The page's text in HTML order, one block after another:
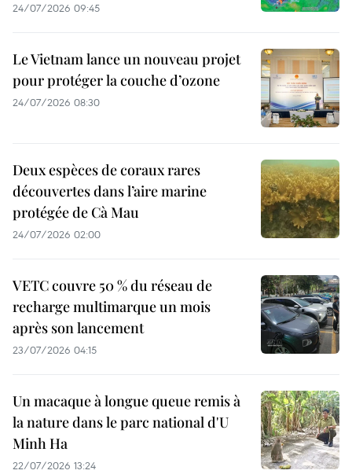
24/07/2026 09:45
Le Vietnam lance un nouveau projet
pour protéger la couche d’ozone
24/07/2026 08:30
Deux espèces de coraux rares
découvertes dans l’aire marine
protégée de Cà Mau
24/07/2026 02:00
VETC couvre 50 % du réseau de
recharge multimarque un mois
après son lancement
23/07/2026 04:15
Un macaque à longue queue remis à
la nature dans le parc national d'U
Minh Ha
22/07/2026 13:24